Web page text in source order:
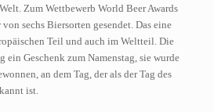
Zum Wettbewerb World Beer Awards
sechs Biersorten gesendet. Das eine
Teil und auch im Weltteil. Die
ein Geschenk zum Namenstag, sie wurde
an dem Tag, der als der Tag des
ist.